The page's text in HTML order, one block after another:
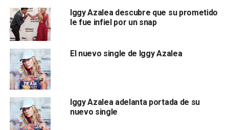
Iggy Azalea descubre que su prometido
le fue infiel por un snap
El nuevo single de Iggy Azalea
Iggy Azalea adelanta portada de su
nuevo single